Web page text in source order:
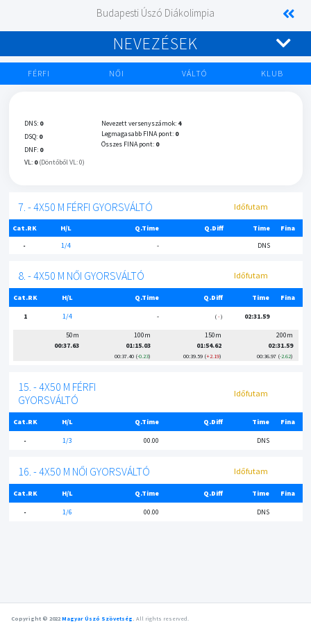
Budapesti Úszó Diákolimpia
NEVEZÉSEK
FÉRFI NŐI VÁLTÓ KLUB
DNS: 0
DSQ: 0
DNF: 0
VL: 0 (Döntőből VL: 0)
Nevezett versenyszámok: 4
Legmagasabb FINA pont: 0
Összes FINA pont: 0
7. - 4X50 M FÉRFI GYORSVÁLTÓ Időfutam
Cat.RK H/L Q.Time Q.Diff Time
Fina
-
1/4 - DNS
8. - 4X50 M NŐI GYORSVÁLTÓ Időfutam
Cat.RK H/L Q.Time Q.Diff Time Fina
1 1/4 - - 02:31.59
50m
00:37.63
100m
01:15.03
00:37.40 -0.23
150m
01:54.62
00:39.59 +2.19
200m
02:31.59
00:36.97 -2.62
15. - 4X50 M FÉRFI
GYORSVÁLTÓ
Időfutam
Cat.RK H/L Q.Time Q.Diff Time Fina
- 1/3 00.00 DNS
16. - 4X50 M NŐI GYORSVÁLTÓ Időfutam
Cat.RK H/L Q.Time Q.Diff Time Fina
- 1/6 00.00 DNS
Copyright © 2022Magyar Úszó Szövetség . All rights reserved.